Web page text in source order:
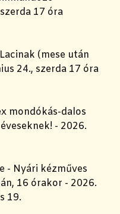
17 óra
(mese után
24., szerda 17 óra
mondókás-dalos
- 2026.
- Nyári kézműves
16 órakor - 2026.
19.